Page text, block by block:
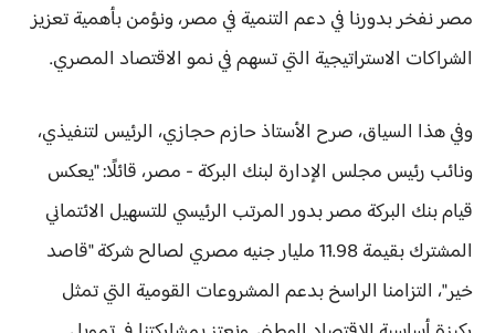
مصر نفخر بدورنا في دعم التنمية في مصر، ونؤمن بأهمية تعزيز
الشراكات الاستراتيجية التي تسهم في نمو الاقتصاد المصري.
وفي هذا السياق، صرح الأستاذ حازم حجازي، الرئيس لتنفيذي،
ونائب رئيس مجلس الإدارة لبنك البركة - مصر، قائلًا: "يعكس
قيام بنك البركة مصر بدور المرتب الرئيسي للتسهيل الائتماني
المشترك بقيمة 11.98 مليار جنيه مصري لصالح شركة "قاصد
خير"، التزامنا الراسخ بدعم المشروعات القومية التي تمثل